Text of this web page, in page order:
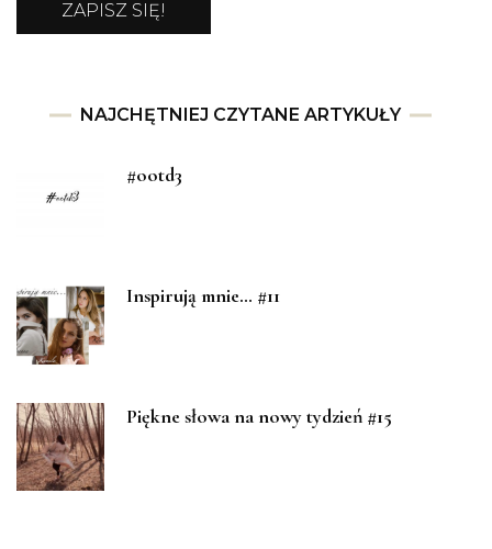
NAJCHĘTNIEJ CZYTANE ARTYKUŁY
#ootd3
Inspirują mnie… #11
Piękne słowa na nowy tydzień #15